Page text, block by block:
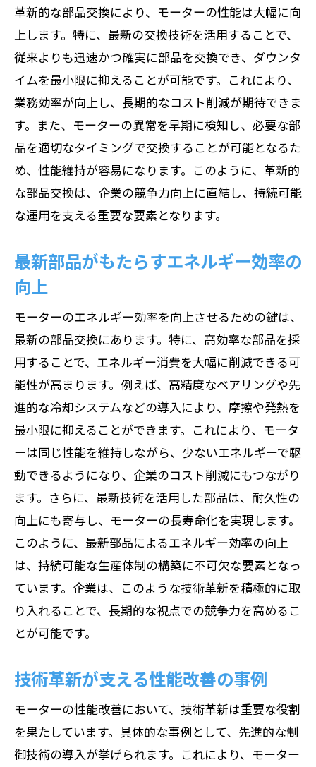
革新的な部品交換により、モーターの性能は大幅に向
上します。特に、最新の交換技術を活用することで、
従来よりも迅速かつ確実に部品を交換でき、ダウンタ
イムを最小限に抑えることが可能です。これにより、
業務効率が向上し、長期的なコスト削減が期待できま
す。また、モーターの異常を早期に検知し、必要な部
品を適切なタイミングで交換することが可能となるた
め、性能維持が容易になります。このように、革新的
な部品交換は、企業の競争力向上に直結し、持続可能
な運用を支える重要な要素となります。
最新部品がもたらすエネルギー効率の
向上
モーターのエネルギー効率を向上させるための鍵は、
最新の部品交換にあります。特に、高効率な部品を採
用することで、エネルギー消費を大幅に削減できる可
能性が高まります。例えば、高精度なベアリングや先
進的な冷却システムなどの導入により、摩擦や発熱を
最小限に抑えることができます。これにより、モータ
ーは同じ性能を維持しながら、少ないエネルギーで駆
動できるようになり、企業のコスト削減にもつながり
ます。さらに、最新技術を活用した部品は、耐久性の
向上にも寄与し、モーターの長寿命化を実現します。
このように、最新部品によるエネルギー効率の向上
は、持続可能な生産体制の構築に不可欠な要素となっ
ています。企業は、このような技術革新を積極的に取
り入れることで、長期的な視点での競争力を高めるこ
とが可能です。
技術革新が支える性能改善の事例
モーターの性能改善において、技術革新は重要な役割
を果たしています。具体的な事例として、先進的な制
御技術の導入が挙げられます。これにより、モーター